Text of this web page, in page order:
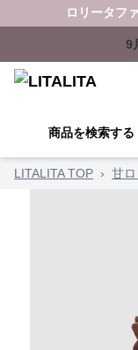
ロリータフ
9
商品を検索する
LITALITA TOP › 甘